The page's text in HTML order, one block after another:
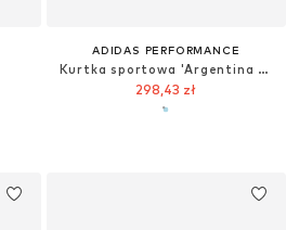
ADIDAS PERFORMANCE
Kurtka sportowa 'Argentina Home'
298,43 zł